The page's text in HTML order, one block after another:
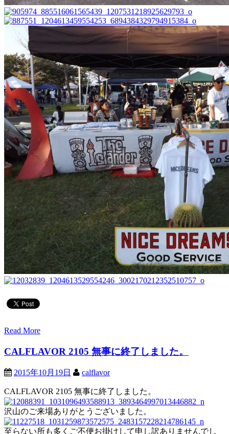
Read More
CALFLAVOR 2105 無事に終了しました。
2015年10月19日 calflavor
CALFLAVOR 2105 無事に終了しました。
沢山のご来場ありがとうございました。
至らない所も多くご不便お掛けして申し訳ありませんでし